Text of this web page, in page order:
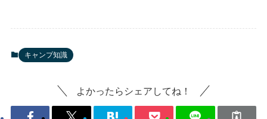
キャンプ知識
よかったらシェアしてね！